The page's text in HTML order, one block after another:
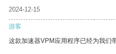
2024-12-15
游客
这款加速器VPM应用程序已经为我们